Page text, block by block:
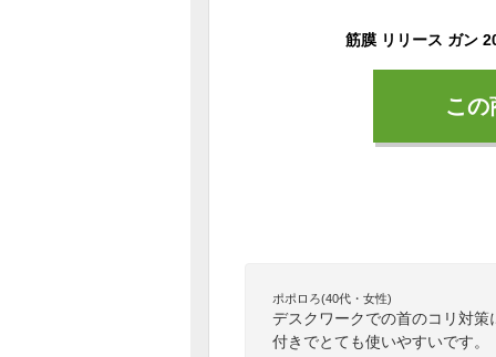
こ
ポポロろ(40代・女性)
デスクワークでの首のコリ対
付きでとても使いやすいです。